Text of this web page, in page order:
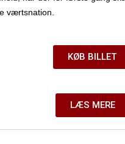
værtsnation.
KØB BILLET
LÆS MERE